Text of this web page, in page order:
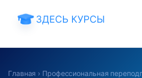
Главная › Профессиональная